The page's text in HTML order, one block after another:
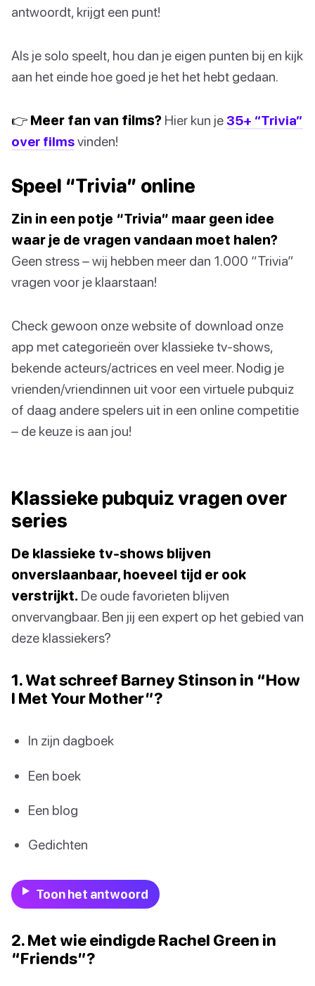
antwoordt, krijgt een punt!
Als je solo speelt, hou dan je eigen punten bij en kijk
aan het einde hoe goed je het het hebt gedaan.
👉 Meer fan van films? Hier kun je 35+ “Trivia”
over filmsvinden!
Speel “Trivia” online
Zin in een potje “Trivia” maar geen idee
waar je de vragen vandaan moet halen?
Geen stress – wij hebben meer dan 1.000 “Trivia”
vragen voor je klaarstaan!
Check gewoon onze website of download onze
app met categorieën over klassieke tv-shows,
bekende acteurs/actrices en veel meer. Nodig je
vrienden/vriendinnen uit voor een virtuele pubquiz
of daag andere spelers uit in een online competitie
– de keuze is aan jou!
Klassieke pubquiz vragen over
series
De klassieke tv-shows blijven
onverslaanbaar, hoeveel tijd er ook
verstrijkt. De oude favorieten blijven
onvervangbaar. Ben jij een expert op het gebied van
deze klassiekers?
1. Wat schreef Barney Stinson in “How
I Met Your Mother”?
In zijn dagboek
Een boek
Een blog
Gedichten
Toon het antwoord
2. Met wie eindigde Rachel Green in
“Friends”?